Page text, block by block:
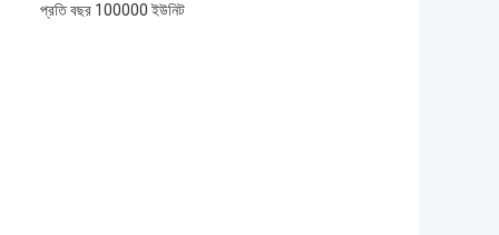
প্রতি বছর 100000 ইউনিট